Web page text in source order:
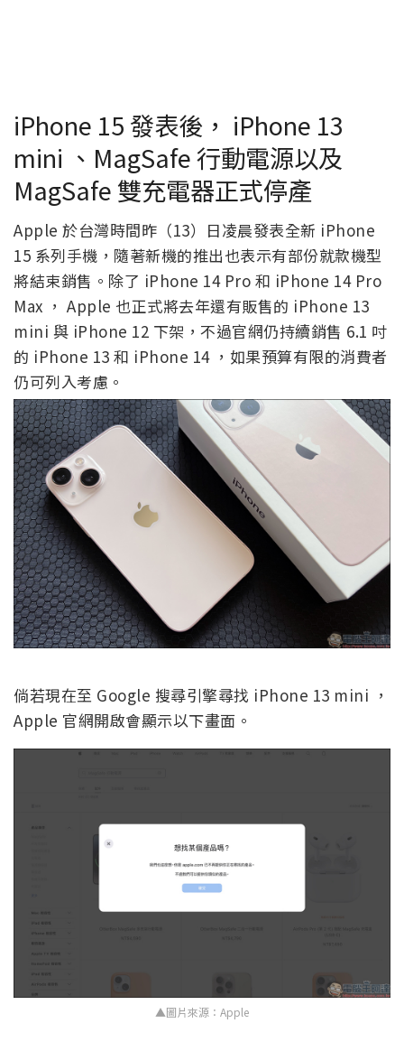
iPhone 15 發表後， iPhone 13
mini 、MagSafe 行動電源以及
MagSafe 雙充電器正式停產
Apple 於台灣時間昨（13）日凌晨發表全新 iPhone
15 系列手機，隨著新機的推出也表示有部份就款機型
將結束銷售。除了 iPhone 14 Pro 和 iPhone 14 Pro
Max ， Apple 也正式將去年還有販售的 iPhone 13
mini 與 iPhone 12 下架，不過官網仍持續銷售 6.1 吋
的 iPhone 13 和 iPhone 14 ，如果預算有限的消費者
仍可列入考慮。
倘若現在至 Google 搜尋引擎尋找 iPhone 13 mini ，
Apple 官網開啟會顯示以下畫面。
▲圖片來源：Apple